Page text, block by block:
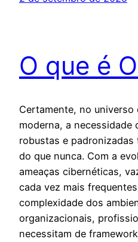
O que é
Certamente, no universo
moderna, a necessidade
robustas e
do que nunca. Com a
ameaças cibernéticas,
cada vez mais
complexidade dos
organizacionais,
necessitam de